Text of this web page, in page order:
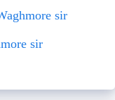
sir
sir